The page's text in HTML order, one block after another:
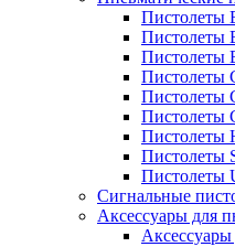
Пистолеты
Пистолеты
Пистолеты
Пистолеты
Пистолеты
Пистолеты
Пистолеты
Пистолеты
Сигнальные
Аксессуары для
Аксессуары